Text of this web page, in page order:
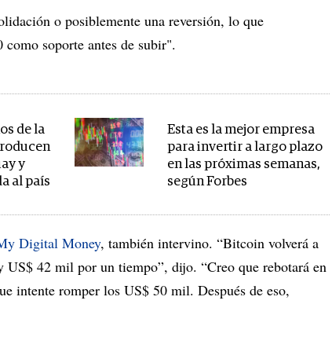
o posiblemente una reversión, lo que
soporte antes de subir".
de la
y
al país
Esta es la mejor empresa
para invertir a largo plazo
en las próximas semanas,
según Forbes
Digital Money, también intervino. “Bitcoin volverá a
42 mil por un tiempo”, dijo. “Creo que rebotará en
intente romper los US$ 50 mil. Después de eso,